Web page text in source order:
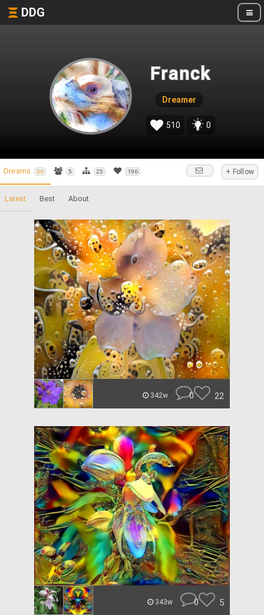
DDG
Franck
Dreamer
510 0
Dreams 36 5 25 196 + Follow
Latest Best About
342w 0 22
343w 0 5